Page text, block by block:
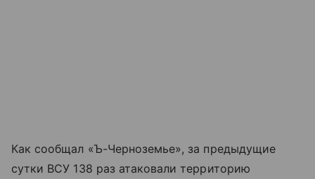
Как сообщал «Ъ-Черноземье», за предыдущие
сутки ВСУ 138 раз атаковали территорию